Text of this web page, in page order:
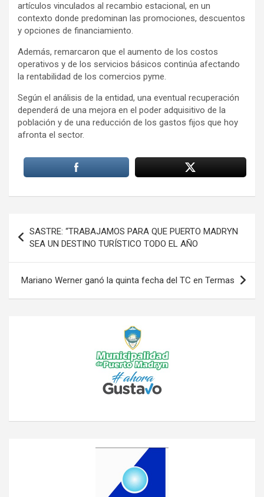
artículos vinculados al recambio estacional, en un
contexto donde predominan las promociones, descuentos
y opciones de financiamiento.
Además, remarcaron que el aumento de los costos
operativos y de los servicios básicos continúa afectando
la rentabilidad de los comercios pyme.
Según el análisis de la entidad, una eventual recuperación
dependerá de una mejora en el poder adquisitivo de la
población y de una reducción de los gastos fijos que hoy
afronta el sector.
de
entradas
SASTRE: “TRABAJAMOS PARA QUE PUERTO MADRYN
SEA UN DESTINO TURÍSTICO TODO EL AÑO
Mariano Werner ganó la quinta fecha del TC en Termas